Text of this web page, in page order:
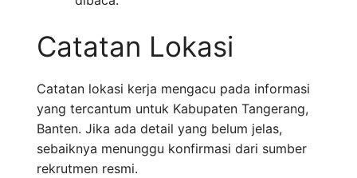
Catatan Lokasi
Catatan lokasi kerja mengacu pada informasi
yang tercantum untuk Kabupaten Tangerang,
Banten. Jika ada detail yang belum jelas,
sebaiknya menunggu konfirmasi dari sumber
rekrutmen resmi.